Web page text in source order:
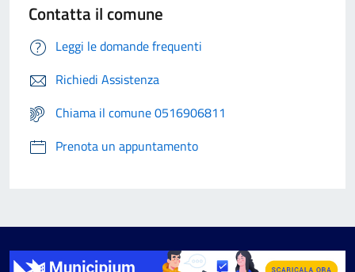
Contatta il comune
Leggi le domande frequenti
Richiedi Assistenza
Chiama il comune 0516906811
Prenota un appuntamento